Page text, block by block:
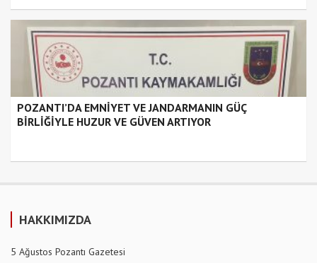
POZANTI’DA EMNİYET VE JANDARMANIN GÜÇ
BİRLİĞİYLE HUZUR VE GÜVEN ARTIYOR
HAKKIMIZDA
5 Ağustos Pozantı Gazetesi